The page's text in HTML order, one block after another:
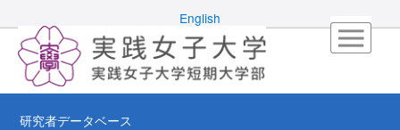
English
研究者データベース